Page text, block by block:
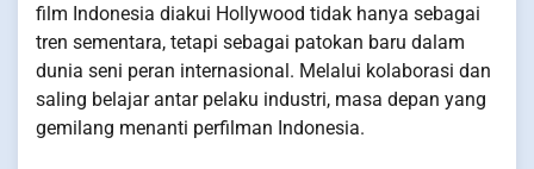
film Indonesia diakui Hollywood tidak hanya sebagai
tren sementara, tetapi sebagai patokan baru dalam
dunia seni peran internasional. Melalui kolaborasi dan
saling belajar antar pelaku industri, masa depan yang
gemilang menanti perfilman Indonesia.